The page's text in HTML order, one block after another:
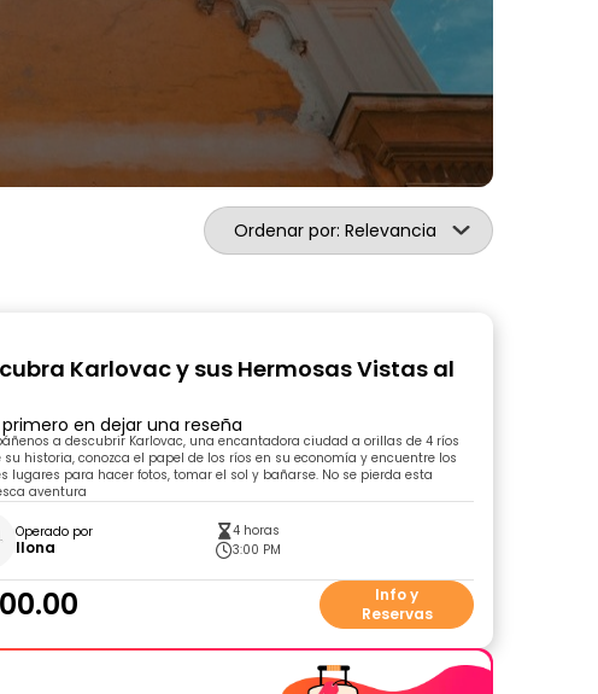
Ordenar por: Relevancia
Karlovac y sus Hermosas Vistas al
primero en dejar una reseña
a descubrir Karlovac, una encantadora ciudad a orillas de 4 ríos
su historia, conozca el papel de los ríos en su economía y encuentre los
lugares para hacer fotos, tomar el sol y bañarse. No se pierda esta
aventura
Operado por
Ilona
4 horas
3:00 PM
Info y
Reservas